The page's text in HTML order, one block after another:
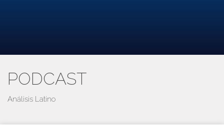
PODCAST
Análisis Latino